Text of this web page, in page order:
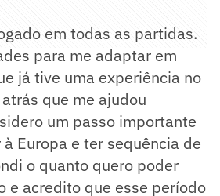
em todas as partidas.
para me adaptar em
já tive uma experiência no
que me ajudou
um passo importante
Europa e ter sequência de
o quanto quero poder
e acredito que esse período